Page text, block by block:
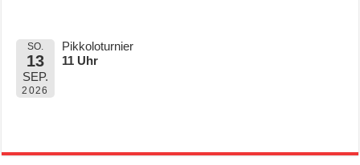
SO.
13
SEP.
2026
Pikkoloturnier
11 Uhr